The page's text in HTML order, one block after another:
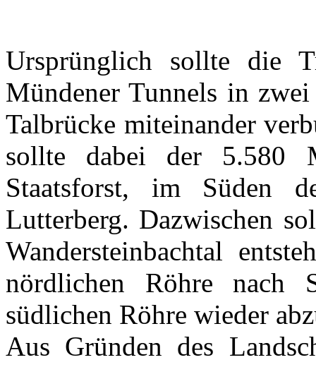
Ursprünglich sollte die
Mündener Tunnels in
Talbrücke miteinander
sollte dabei der 5.580
Staatsforst, im Süden
Lutterberg. Dazwischen
Wandersteinbachtal
nördlichen Röhre nach
südlichen Röhre wieder
Aus Gründen des